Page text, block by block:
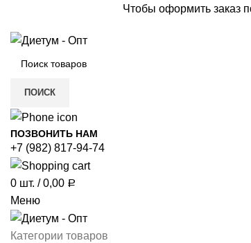
Чтобы оформить заказ
ПОИСК
ПОЗВОНИТЬ НАМ
+7 (982) 817-94-74
0 шт. / 0,00 Р
Меню
Категории товаров